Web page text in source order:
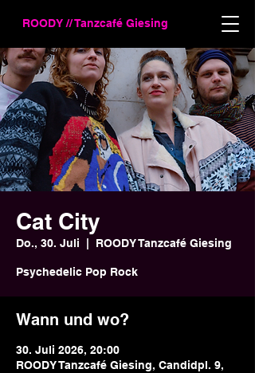
ROODY // Tanzcafé Giesing
Cat City
Do., 30. Juli ROODY Tanzcafé Giesing
Psychedelic Pop Rock
Wann und wo?
30. Juli 2026, 20:00
ROODY Tanzcafé Giesing, Candidpl. 9,